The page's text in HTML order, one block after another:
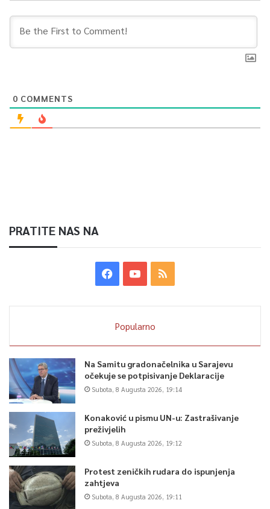
0 COMMENTS
PRATITE NAS NA
Popularno
Na Samitu gradonačelnika u Sarajevu
očekuje se potpisivanje Deklaracije
Subota, 8 Augusta 2026, 19:14
Konaković u pismu UN-u: Zastrašivanje
preživjelih
Subota, 8 Augusta 2026, 19:12
Protest zeničkih rudara do ispunjenja
zahtjeva
Subota, 8 Augusta 2026, 19:11